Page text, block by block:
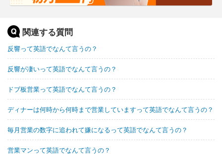
関連する質問
反響って英語でなんて言うの？
反響が凄いって英語でなんて言うの？
ドブ板営業って英語でなんて言うの？
ディナーは何時から何時まで営業していますって英語でなんて言うの？
毎月営業の数字に追われて嫌になるって英語でなんて言うの？
営業マンって英語でなんて言うの？